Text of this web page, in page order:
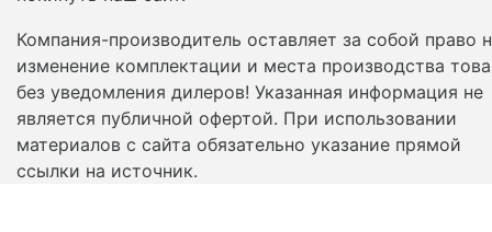
Компания-производитель оставляет за собой право
изменение комплектации и места производства
без уведомления дилеров! Указанная информация не
является публичной офертой. При использовании
материалов с сайта обязательно указание прямой
ссылки на источник.